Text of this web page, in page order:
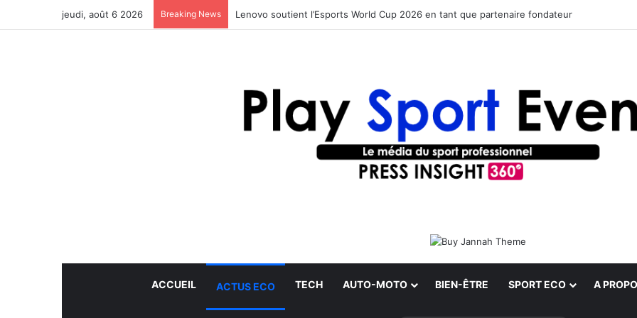
jeudi, août 6 2026 Breaking News Lenovo soutient l’Esports World Cup 2026 en tant que partenaire fondateur
ACCUEIL ACTUS ECO TECH AUTO-MOTO BIEN-ÊTRE SPORT ECO A